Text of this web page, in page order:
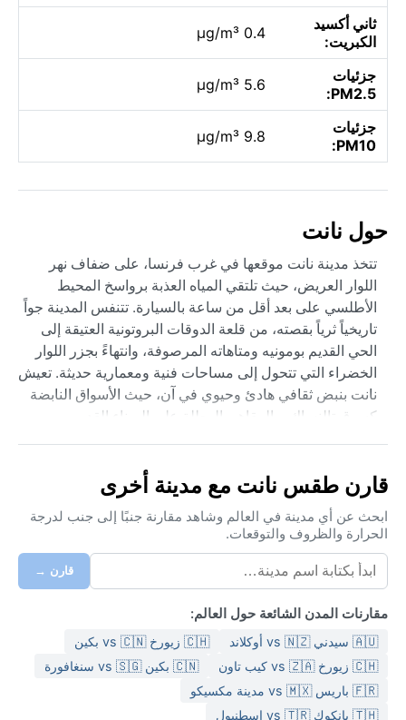
ثاني أكسيد
الكبريت:
0.4 µg/m³
جزئيات
PM2.5:
5.6 µg/m³
جزئيات
PM10:
9.8 µg/m³
حول نانت
تتخذ مدينة نانت موقعها في غرب فرنسا، على ضفاف نهر
اللوار العريض، حيث تلتقي المياه العذبة برواسخ المحيط
الأطلسي على بعد أقل من ساعة بالسيارة. تتنفس المدينة جواً
تاريخياً ثرياً بقصته، من قلعة الدوقات البروتونية العتيقة إلى
الحي القديم بومونيه ومتاهاته المرصوفة، وانتهاءً بجزر اللوار
الخضراء التي تتحول إلى مساحات فنية ومعمارية حديثة. تعيش
نانت بنبض ثقافي هادئ وحيوي في آن، حيث الأسواق النابضة
كسوق تالنساك، والمقاهي المطلة على الميناء القديم،
مناخ نانت يصنف ضمن المناخ المحيطي (Cfb)، وهو معتدل
ورطب على مدار العام. الصيف لطيف ودافئ دون قيظ،
الأطلسي تخفف من وطأة الشمس. الشتاء بارد رطب بدرجة
معقولة، إذ نادراً ما تهبط الحرارة تحت الصفر، لكن الأمطار
بحزم ملابس متعددة الطبقات: سترة خفيفة مقاومة للماء في
الصيف، ومعطف شتوي ومظلة قوية في الشتاء. الأحذية
المطاطية قد تكون رفيقاً ذكياً للتمشية تحت زخات المطر
الخفيفة المتكررة.
قارن طقس نانت مع مدينة أخرى
ابحث عن أي مدينة في العالم وشاهد مقارنة جنبًا إلى جنب لدرجة
الحرارة والظروف والتوقعات.
قارن →
مقارنات المدن الشائعة حول العالم:
🇦🇺 سيدني vs 🇳🇿 أوكلاند
🇨🇭 زيورخ vs 🇨🇳 بكين
🇨🇭 زيورخ vs 🇿🇦 كيب تاون
🇨🇳 بكين vs 🇸🇬 سنغافورة
🇫🇷 باريس vs 🇲🇽 مدينة مكسيكو
🇹🇭 بانكوك vs 🇹🇷 اسطنبول